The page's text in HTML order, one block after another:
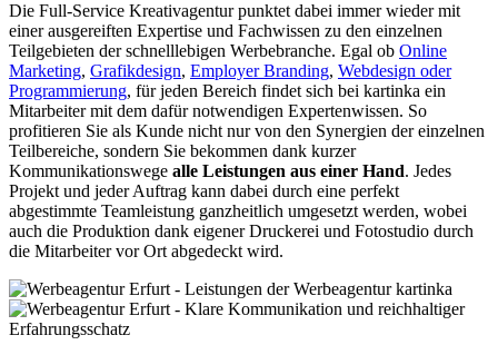
Die Full-Service Kreativagentur punktet dabei immer wieder mit
einer ausgereiften Expertise und Fachwissen zu den einzelnen
Teilgebieten der schnelllebigen Werbebranche. Egal ob Online
Marketing, Grafikdesign, Employer Branding, Webdesign oder
Programmierung, für jeden Bereich findet sich bei kartinka ein
Mitarbeiter mit dem dafür notwendigen Expertenwissen. So
profitieren Sie als Kunde nicht nur von den Synergien der einzelnen
Teilbereiche, sondern Sie bekommen dank kurzer
Kommunikationswege alle Leistungen aus einer Hand. Jedes
Projekt und jeder Auftrag kann dabei durch eine perfekt
abgestimmte Teamleistung ganzheitlich umgesetzt werden, wobei
auch die Produktion dank eigener Druckerei und Fotostudio durch
die Mitarbeiter vor Ort abgedeckt wird.